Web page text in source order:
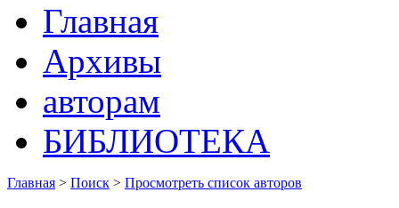
Главная
Архивы
авторам
БИБЛИОТЕКА
Главная > Поиск > Просмотреть список авторов